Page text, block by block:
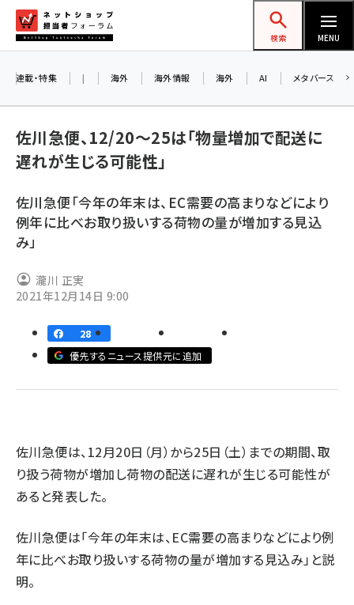
ン
ネットショップ担当者フォーラム
検索 MENU
yahoo (1901)
アスクル (1119)
base (1077)
ビィ・フォアード (773)
連載・特集 | 海外 海外情報 海外 AI メタバース
佐川急便、12/20～25は「物量増加で配送に
遅れが生じる可能性」
佐川急便「今年の年末は、EC需要の高まりなどにより
例年に比べお取り扱いする荷物の量が増加する見込
み」
瀧川 正実
2021年12月14日 9:00
28
優先するニュース提供元に追加
佐川急便は、12月20日（月）から25日（土）までの期間、取
り扱う荷物が増加し荷物の配送に遅れが生じる可能性が
あると発表した。
佐川急便は「今年の年末は、EC需要の高まりなどにより例
年に比べお取り扱いする荷物の量が増加する見込み」と説
明。
AI
8/26